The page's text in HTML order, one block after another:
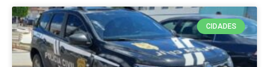
CIDADES